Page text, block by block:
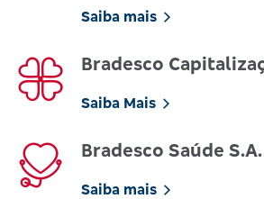
Saiba mais
Bradesco
Saiba Mais
Bradesco Saúde S.A.
Saiba mais